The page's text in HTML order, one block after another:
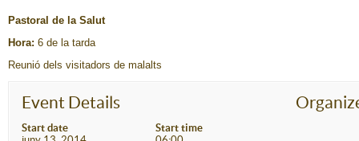
Pastoral de la Salut
Hora: 6 de la tarda
Reunió dels visitadors de malalts
Event Details
Start date
Start time